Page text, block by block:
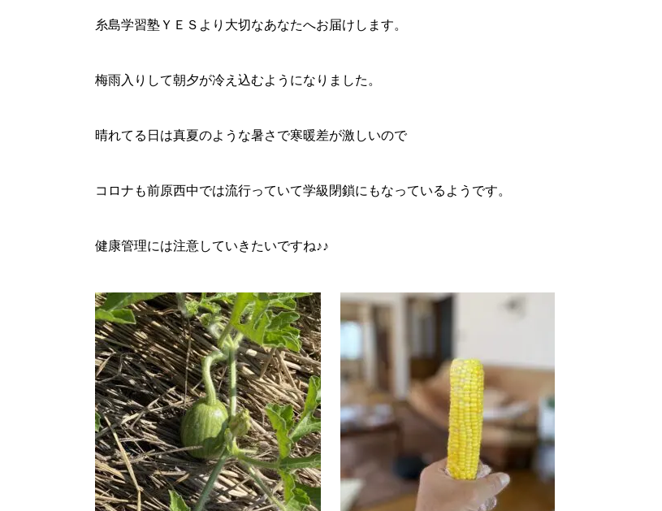
糸島学習塾ＹＥＳより大切なあなたへお届けします。
梅雨入りして朝夕が冷え込むようになりました。
晴れてる日は真夏のような暑さで寒暖差が激しいので
コロナも前原西中では流行っていて学級閉鎖にもなっているようです。
健康管理には注意していきたいですね♪♪